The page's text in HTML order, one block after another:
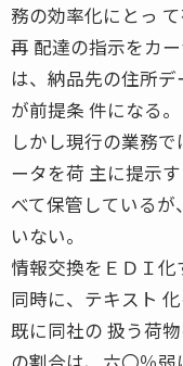
務の効率化にとっ
再 配達の指示をカ
は、納品先の住所
が前提条 件になる。
しかし現行の業務
ータを荷 主に提示
べて保管している
いない。
情報交換をＥＤＩ
同時に、テキスト
既に同社の 扱う荷